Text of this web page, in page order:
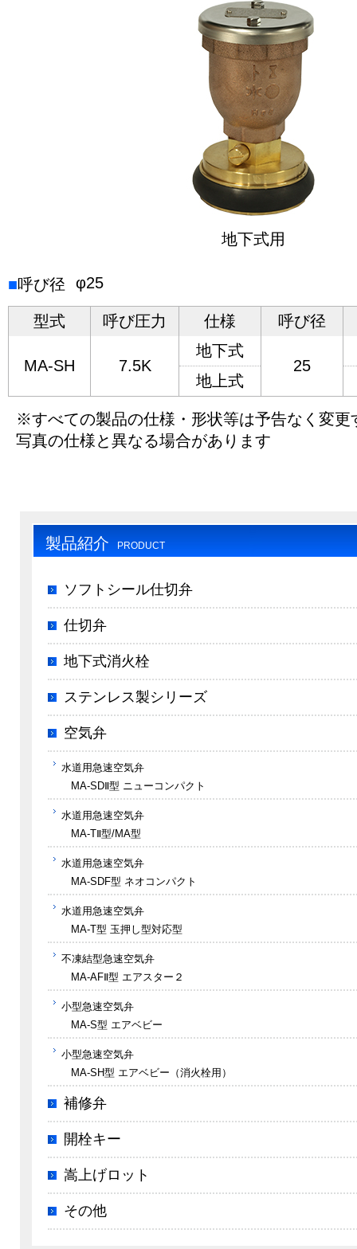
地下式用
■呼び径 φ25
型式 呼び圧力 仕様 呼び径
MA-SH 7.5K
地下式
25
地上式
※すべての製品の仕様・形状等は予告なく変更
写真の仕様と異なる場合があります
製品紹介 PRODUCT
ソフトシール仕切弁
仕切弁
地下式消火栓
ステンレス製シリーズ
空気弁
水道用急速空気弁
MA-SDⅡ型 ニューコンパクト
水道用急速空気弁
MA-TⅡ型/MA型
水道用急速空気弁
MA-SDF型 ネオコンパクト
水道用急速空気弁
MA-T型 玉押し型対応型
不凍結型急速空気弁
MA-AFⅡ型 エアスター２
小型急速空気弁
MA-S型 エアベビー
小型急速空気弁
MA-SH型 エアベビー（消火栓用）
補修弁
開栓キー
嵩上げロット
その他